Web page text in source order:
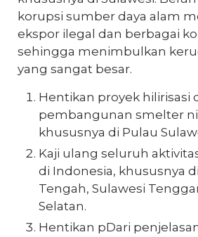
korupsi sumber daya alam
ekspor ilegal dan berbagai
sehingga menimbulkan
yang sangat besar.
Hentikan proyek hilirisasi
pembangunan smelter
khususnya di Pulau
Kaji ulang seluruh
di Indonesia, khususnya
Tengah, Sulawesi
Selatan.
Hentikan pDari